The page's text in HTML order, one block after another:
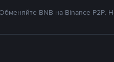
BNB на Binance P2P.